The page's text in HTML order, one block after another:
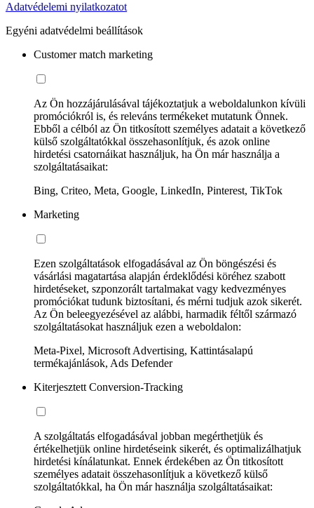
Adatvédelemi nyilatkozatot
Egyéni adatvédelmi beállítások
Customer match marketing
Az Ön hozzájárulásával tájékoztatjuk a weboldalunkon kívüli
promóciókról is, és releváns termékeket mutatunk Önnek.
Ebből a célból az Ön titkosított személyes adatait a következő
külső szolgáltatókkal összehasonlítjuk, és azok online
hirdetési csatornáikat használjuk, ha Ön már használja a
szolgáltatásaikat:
Bing, Criteo, Meta, Google, LinkedIn, Pinterest, TikTok
Marketing
Ezen szolgáltatások elfogadásával az Ön böngészési és
vásárlási magatartása alapján érdeklődési köréhez szabott
hirdetéseket, szponzorált tartalmakat vagy kedvezményes
promóciókat tudunk biztosítani, és mérni tudjuk azok sikerét.
Az Ön beleegyezésével az alábbi, harmadik féltől származó
szolgáltatásokat használjuk ezen a weboldalon:
Meta-Pixel, Microsoft Advertising, Kattintásalapú
termékajánlások, Ads Defender
Kiterjesztett Conversion-Tracking
A szolgáltatás elfogadásával jobban megérthetjük és
értékelhetjük online hirdetéseink sikerét, és optimalizálhatjuk
hirdetési kínálatunkat. Ennek érdekében az Ön titkosított
személyes adatait összehasonlítjuk a következő külső
szolgáltatókkal, ha Ön már használja szolgáltatásaikat: